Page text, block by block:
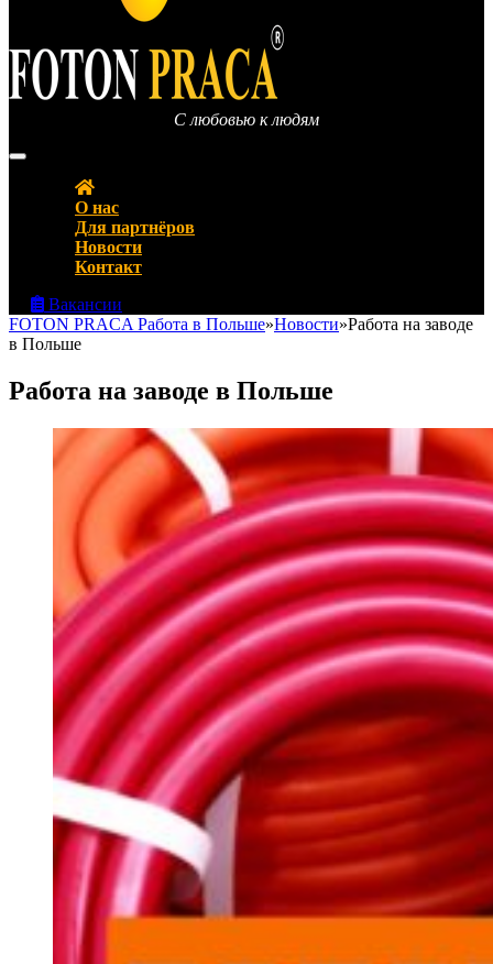
С любовью к людям
О нас
Для партнёров
Новости
Контакт
Вакансии
FOTON PRACA Работа в Польше»Новости»Работа на заводе
в Польше
Работа на заводе в Польше